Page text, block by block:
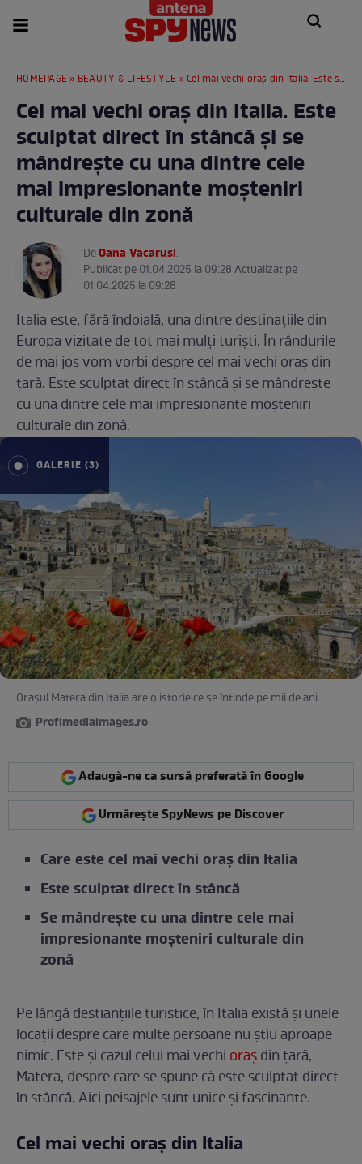
HOMEPAGE » BEAUTY & LIFESTYLE » Cel mai vechi oraș din Italia. Este sculptat direct în stâncă și se mândrește cu una dintre cele mai impresionante moșteniri culturale din zonă
Cel mai vechi oraș din Italia. Este
sculptat direct în stâncă și se
mândrește cu una dintre cele
mai impresionante moșteniri
culturale din zonă
DeOana Vacarusi.
Publicat pe 01.04.2025 la 09:28 Actualizat pe
01.04.2025 la 09:28
Italia este, fără îndoială, una dintre destinațiile din
Europa vizitate de tot mai mulți turiști. În rândurile
de mai jos vom vorbi despre cel mai vechi oraș din
țară. Este sculptat direct în stâncă și se mândrește
cu una dintre cele mai impresionante moșteniri
culturale din zonă.
GALERIE (3)
Orașul Matera din Italia are o istorie ce se întinde pe mii de ani
Profimediaimages.ro
Adaugă-ne ca sursă preferată în Google
Urmărește SpyNews pe Discover
Care este cel mai vechi oraș din Italia
Este sculptat direct în stâncă
Se mândrește cu una dintre cele mai
impresionante moșteniri culturale din
zonă
Pe lângă destianțiile turistice, în Italia există și unele
locații despre care multe persoane nu știu aproape
nimic. Este și cazul celui mai vechi orașdin țară,
Matera, despre care se spune că este sculptat direct
în stâncă. Aici peisajele sunt unice și fascinante.
Cel mai vechi oraș din Italia